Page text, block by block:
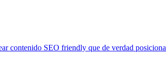
contenido SEO friendly que de verdad posiciona